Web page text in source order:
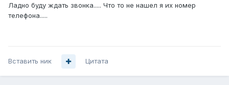
Ладно буду ждать звонка..... Что то не нашел я их номер
телефона.....
Вставить ник Цитата